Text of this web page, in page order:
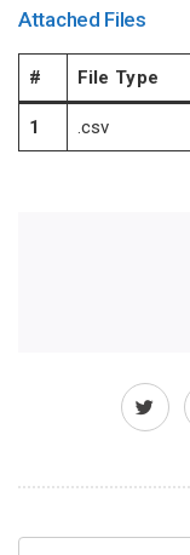
Attached Files
# File Type
1 .csv